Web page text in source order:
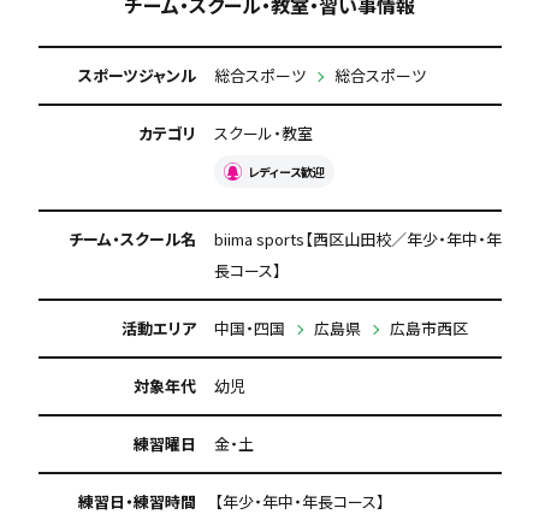
スポーツジャンル 総合スポーツ 総合スポーツ
カテゴリ スクール・教室
レディース歓迎
チーム・スクール名
biima sports【西区山田校／年少・年中・年
長コース】
活動エリア 中国・四国 広島県 広島市西区
対象年代 幼児
練習曜日 金・土
練習日・練習時間
【年少・年中・年長コース】